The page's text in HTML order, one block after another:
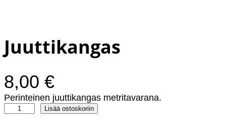
Juuttikangas
8,00 €
Perinteinen juuttikangas metritavarana.
Lisää ostoskoriin